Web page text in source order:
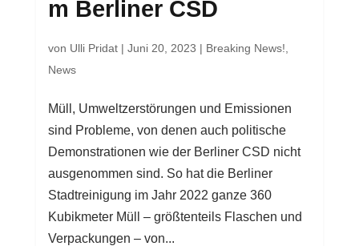
m Berliner CSD
von Ulli Pridat| Juni 20, 2023 | Breaking News!
News
Müll, Umweltzerstörungen und Emissionen
sind Probleme, von denen auch politische
Demonstrationen wie der Berliner CSD nicht
ausgenommen sind. So hat die Berliner
Stadtreinigung im Jahr 2022 ganze 360
Kubikmeter Müll – größtenteils Flaschen und
Verpackungen – von...